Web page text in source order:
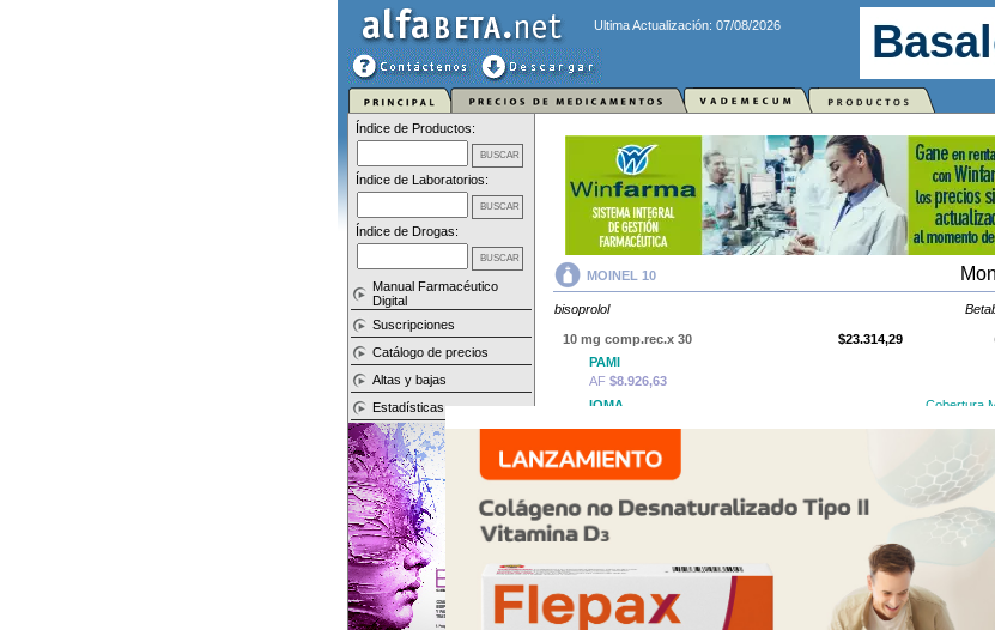
Ultima Actualización: 07/08/2026
Índice de Productos:
Índice de Laboratorios:
Índice de Drogas:
Manual Farmacéutico
Digital
Suscripciones
Catálogo de precios
Altas y bajas
Estadísticas
MOINEL 10
bisoprolol
10 mg comp.rec.x 30 $23.314,29
PAMI
AF $8.926,63
IOMA
Cobertura
MOINEL 10contienebisoprololy se indica como
producido por
y cuenta con 1 presentación
Algunas presentaciones cuentan con cobertura PAMI.